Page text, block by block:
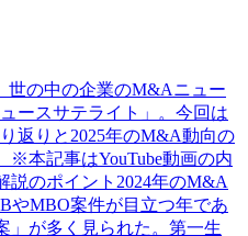
世の中の企業のM&Aニュー
ースサテライト」。今回は
返りと2025年のM&A動向の
※本記事はYouTube動画の内
説のポイント2024年のM&A
やMBO案件が目立つ年であ
」が多く見られた。第一生